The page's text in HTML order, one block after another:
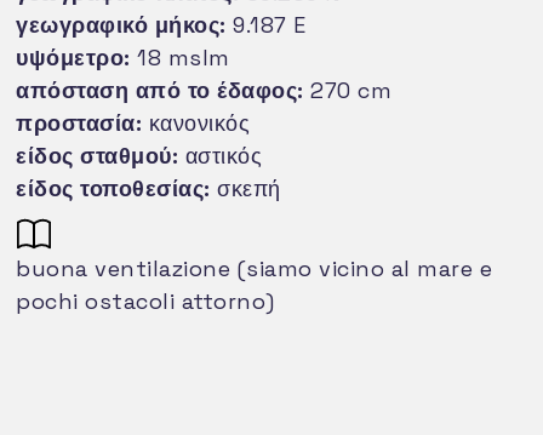
γεωγραφικό μήκος: 9.187 E
υψόμετρο: 18 mslm
απόσταση από το έδαφος: 270 cm
προστασία: κανονικός
είδος σταθμού: αστικός
είδος τοποθεσίας: σκεπή
buona ventilazione (siamo vicino al mare e
pochi ostacoli attorno)